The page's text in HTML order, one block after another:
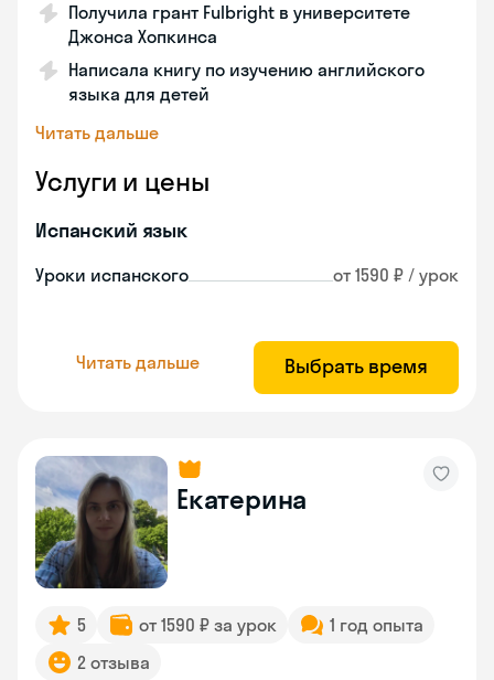
Получила грант Fulbright в университете
Джонса Хопкинса
Написала книгу по изучению английского
языка для детей
Читать дальше
Услуги и цены
Испанский язык
Уроки испанского от 1590 ₽ / урок
Читать дальше Выбрать время
Екатерина
5 от 1590 ₽ за урок
1 год опыта
2 отзыва